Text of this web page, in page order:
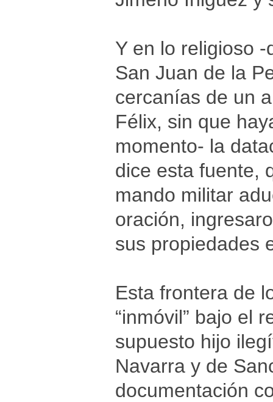
Y en lo religioso
San Juan de la
cercanías de un
Félix, sin que
momento- la
dice esta fuente,
mando militar
oración,
sus propiedades
Esta frontera de
“inmóvil” bajo el
supuesto hijo
Navarra y de
documentación